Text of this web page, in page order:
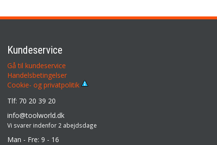
Kundeservice
Gå til kundeservice
Handelsbetingelser
Cookie- og privatpolitik
Tlf: 70 20 39 20
info@toolworld.dk
Vi svarer indenfor 2 abejdsdage
Man - Fre: 9 - 16